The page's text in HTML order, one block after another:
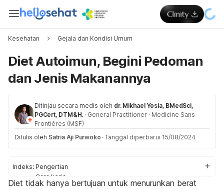
Kesehatan Gejala dan Kondisi Umum
Diet Autoimun, Begini Pedoman
dan Jenis Makanannya
Ditinjau secara medis oleh dr. Mikhael Yosia, BMedSci,
PGCert, DTM&H. · General Practitioner · Medicine Sans
Frontières (MSF)
Ditulis oleh Satria Aji Purwoko · Tanggal diperbarui 15/08/2024
Indeks: Pengertian
Cara kerja
Manfaat
Diet tidak hanya bertujuan untuk menurunkan berat